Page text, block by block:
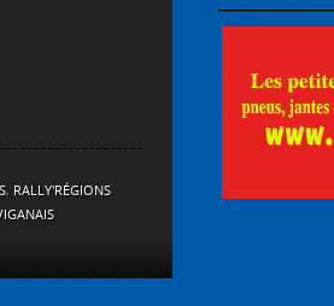
, RALLY'RÉGIONS